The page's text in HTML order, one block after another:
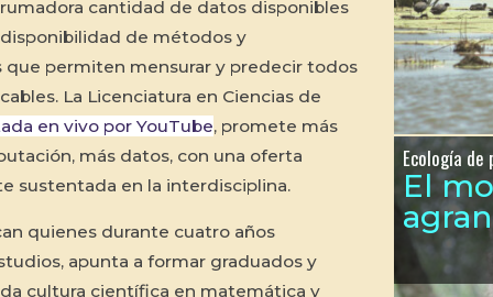
cantidad de datos disponibles
de métodos y
que permiten mensurar y predecir todos
La Licenciatura en Ciencias de
en vivo por YouTube, promete más
más datos, con una oferta
sustentada en la interdisciplina.
quienes durante cuatro años
apunta a formar graduados y
cultura científica en matemática y
Ecología de
El